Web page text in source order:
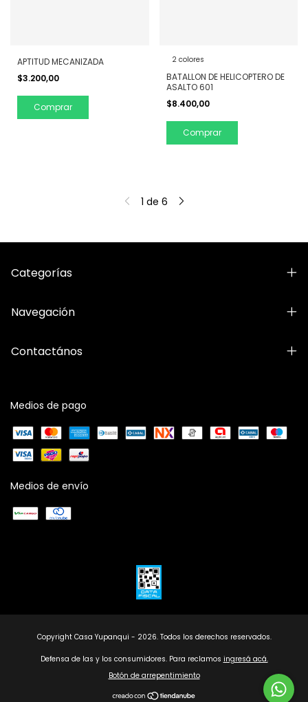
APTITUD MECANIZADA
$3.200,00
2 colores
BATALLON DE HELICOPTERO DE
ASALTO 601
$8.400,00
Comprar
1 de 6
Categorías
Navegación
Contactános
Medios de pago
Medios de envío
Copyright Casa Yupanqui - 2026. Todos los derechos reservados.
Defensa de las y los consumidores. Para reclamos ingresá acá.
Botón de arrepentimiento